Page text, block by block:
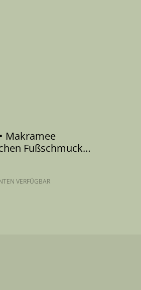
Makramee
Fußschmuck
VERFÜGBAR